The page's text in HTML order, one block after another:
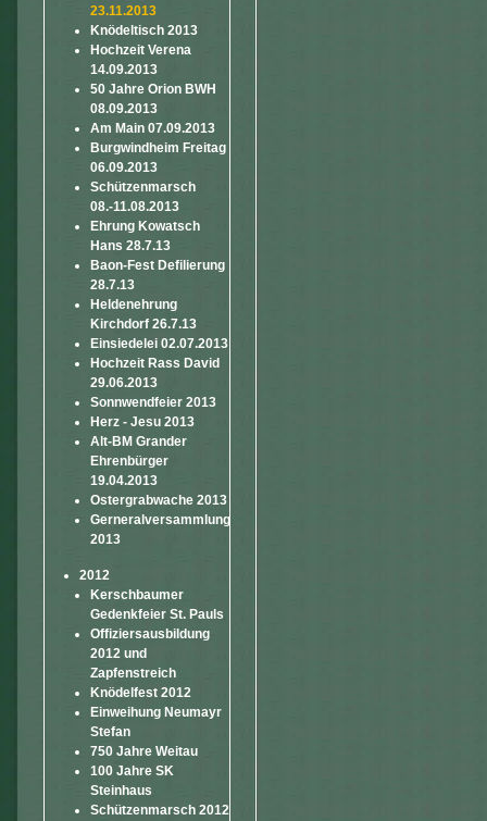
23.11.2013
Knödeltisch 2013
Hochzeit Verena
14.09.2013
50 Jahre Orion BWH
08.09.2013
Am Main 07.09.2013
Burgwindheim Freitag
06.09.2013
Schützenmarsch
08.-11.08.2013
Ehrung Kowatsch
Hans 28.7.13
Baon-Fest Defilierung
28.7.13
Heldenehrung
Kirchdorf 26.7.13
Einsiedelei 02.07.2013
Hochzeit Rass David
29.06.2013
Sonnwendfeier 2013
Herz - Jesu 2013
Alt-BM Grander
Ehrenbürger
19.04.2013
Ostergrabwache 2013
Gerneralversammlung
2013
2012
Kerschbaumer
Gedenkfeier St. Pauls
Offiziersausbildung
2012 und
Zapfenstreich
Knödelfest 2012
Einweihung Neumayr
Stefan
750 Jahre Weitau
100 Jahre SK
Steinhaus
Schützenmarsch 2012